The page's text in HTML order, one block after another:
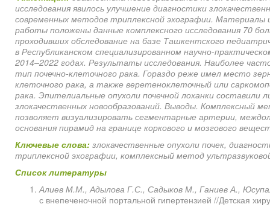
исследования явилось улучшение диагностики
современных методов триплексной эхографии. Материалы
работы положены данные комплексного исследования 70
проходивших обследование на базе Ташкентского
в Республиканском специализированном научно-
2014–2022 годах. Результаты исследования. Наиболее
тип почечно-клеточного рака. Гораздо реже имел место
клеточного рака, а также веретеноклеточный или
рака. Эпителиальные опухоли почечной лоханки составили
злокачественных новообразований. Выводы. Комплексный
позволяет визуализировать сегментарные артерии,
основания пирамид на границе коркового и мозгового
Ключевые слова: злокачественные опухоли почек,
триплексной эхографии, комплексный метод
Список литературы
Алиев М.М., Адылова Г.С., Садыков М., Ганиев А.,
с внепеченочной портальной гипертензией //Детская